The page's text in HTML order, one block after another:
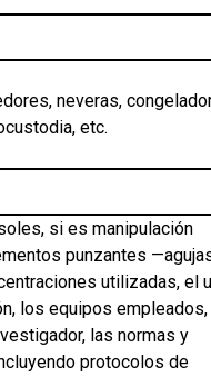
neveras,
etc.
si es manipulación
punzantes
utilizadas, el
los equipos empleados,
las normas y
protocolos de